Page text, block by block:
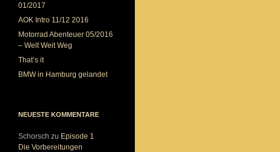
01/2017
AOK Intro 11/12 2016
Motorrad Abenteuer 05/2016
– Welt Weit Weg
That’s it
BMW in Hamburg gelandet
NEUESTE KOMMENTARE
Schorsch zu Episode 1
Die Vorbereitungen